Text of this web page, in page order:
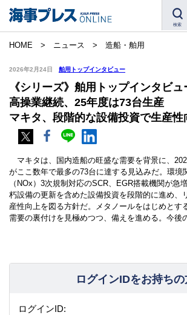
検索
HOME ニュース 造船・舶用
2026年2月24日 舶用トップインタビュー
《シリーズ》舶用トップインタビュ
高操業継続、25年度は73台生産
マキタ、段階的な設備投資で生産性
マキタは、国内造船の旺盛な需要を背景に、
がここ数年で最多の73台に達する見込みだ。環境
（NOx）3次規制対応のSCR、EGR搭載機関が急
朽設備の更新を含めた設備投資を段階的に進め、
産性向上を図る方針だ。メタノールをはじめとす
需要の裏付けを見極めつつ、備えを進める。今後
ログインIDをお持ちの
ログインID: